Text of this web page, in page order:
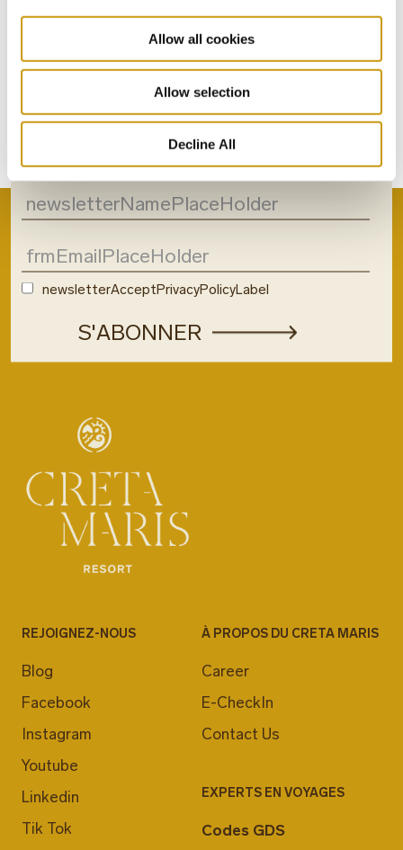
Allow all cookies
Allow selection
Decline All
STAY IN
TOUCH
newsletterSubsrcibeToNewsletter
newsletterAcceptPrivacyPolicyLabel
REJOIGNEZ-NOUS
Blog
Facebook
Instagram
Youtube
Linkedin
Tik Tok
À PROPOS DU CRETA MARIS
Career
E-CheckIn
Contact Us
EXPERTS EN VOYAGES
Codes GDS